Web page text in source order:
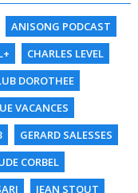
ANISONG PODCAST
CHARLES LEVEL
DOROTHEE
VACANCES
GERARD SALESSES
CORBEL
JEAN STOUT